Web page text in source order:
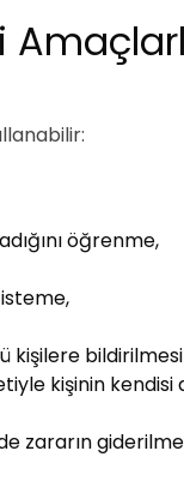
öğrenme,
kişilere
kişinin
zararın